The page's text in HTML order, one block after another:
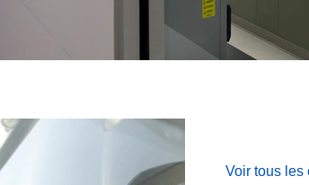
Voir tous les